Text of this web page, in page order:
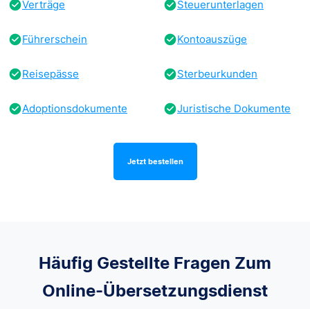
Verträge Steuerunterlagen
Führerschein Kontoauszüge
Reisepässe Sterbeurkunden
Adoptionsdokumente Juristische Dokumente
Jetzt bestellen
Häufig Gestellte Fragen Zum
Online-Übersetzungsdienst